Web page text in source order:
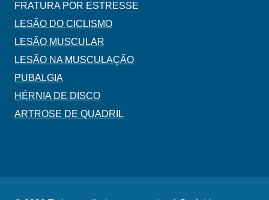
FRATURA POR ESTRESSE
LESÃO DO CICLISMO
LESÃO MUSCULAR
LESÃO NA MUSCULAÇÃO
PUBALGIA
HÉRNIA DE DISCO
ARTROSE DE QUADRIL